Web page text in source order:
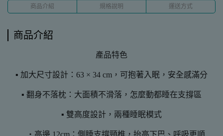
商品介紹 規格說明 運送方式
商品介紹
產品特色
▪ 加大尺寸設計：63 × 34 cm，可抱著入眠，安全感滿分
▪ 翻身不落枕：大面積不滑落，怎麼動都睡在支撐區
▪ 雙高度設計，兩種睡眠模式
・高邊 12cm：側睡支撐頸椎，抬高下巴、呼吸更順